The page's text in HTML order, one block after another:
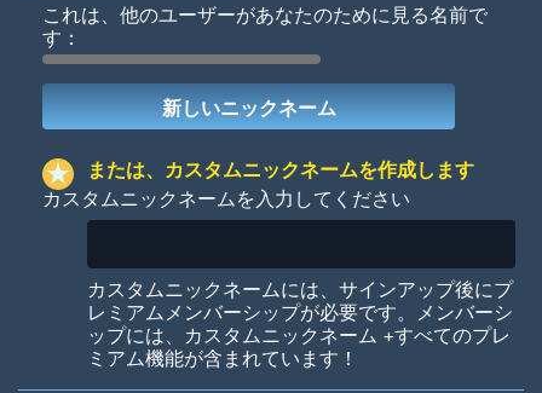
Woof
Colorful
これは、他のユーザーがあなたのために見る名前で
す：
または、カスタムニックネームを作成します
カスタムニックネームを入力してください
カスタムニックネームには、サインアップ後にプ
レミアムメンバーシップが必要です。メンバーシ
ップには、カスタムニックネーム +すべてのプレ
ミアム機能が含まれています！